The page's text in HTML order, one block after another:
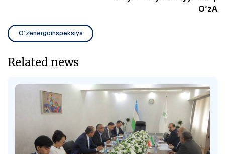
O‘zA
O‘zenergoinspeksiya
Related news